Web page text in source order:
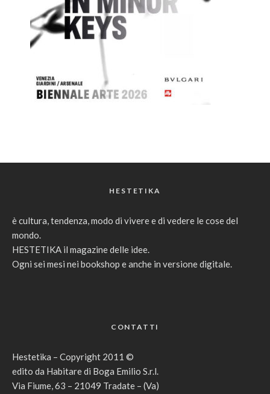
HESTETIKA
è cultura, tendenza, modo di vivere e di vedere le cose del
mondo.
HESTETIKA il magazine delle idee.
Ogni sei mesi nei bookshop e anche in versione digitale.
CONTATTI
Hestetika – Copyright 2011 ©
edito da Habitare di Boga Emilio S.r.l.
Via Fiume, 63 – 21049 Tradate – (Va)